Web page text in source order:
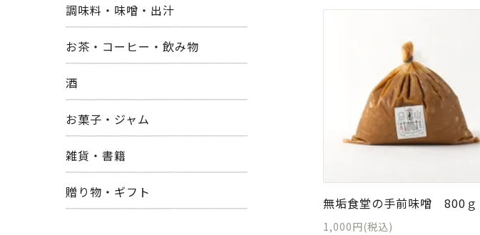
調味料・味噌・出汁
お茶・コーヒー・飲み物
酒
お菓子・ジャム
雑貨・書籍
贈り物・ギフト
無垢食堂の手前味噌 800ｇ
1,000円(税込)